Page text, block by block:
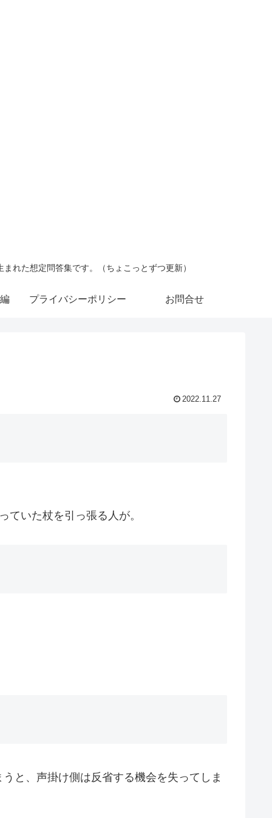
れた想定問答集です。（ちょこっとずつ更新）
プライバシーポリシー お問合せ
2022.11.27
いた杖を引っ張る人が。
と、声掛け側は反省する機会を失ってしま